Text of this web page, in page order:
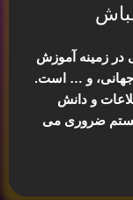
زمینه آموزش
، و … است.
و دانش
ضروری می